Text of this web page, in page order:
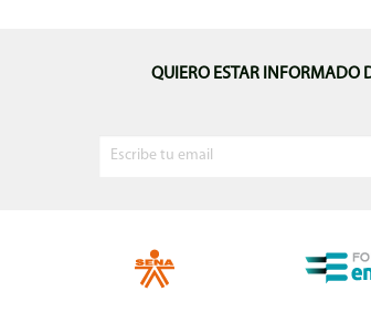
QUIERO ESTAR INFORMADO